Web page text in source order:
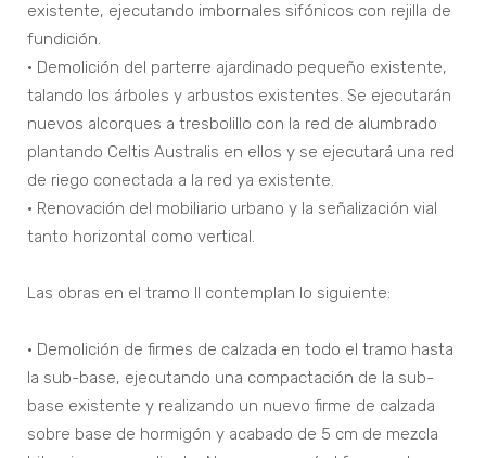
existente, ejecutando imbornales sifónicos con rejilla de
fundición.
• Demolición del parterre ajardinado pequeño existente,
talando los árboles y arbustos existentes. Se ejecutarán
nuevos alcorques a tresbolillo con la red de alumbrado
plantando Celtis Australis en ellos y se ejecutará una red
de riego conectada a la red ya existente.
• Renovación del mobiliario urbano y la señalización vial
tanto horizontal como vertical.
Las obras en el tramo II contemplan lo siguiente:
• Demolición de firmes de calzada en todo el tramo hasta
la sub-base, ejecutando una compactación de la sub-
base existente y realizando un nuevo firme de calzada
sobre base de hormigón y acabado de 5 cm de mezcla